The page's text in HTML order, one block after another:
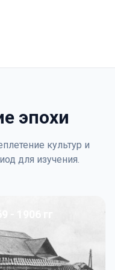
эпохи
культур и
для изучения.
- 1906 гг